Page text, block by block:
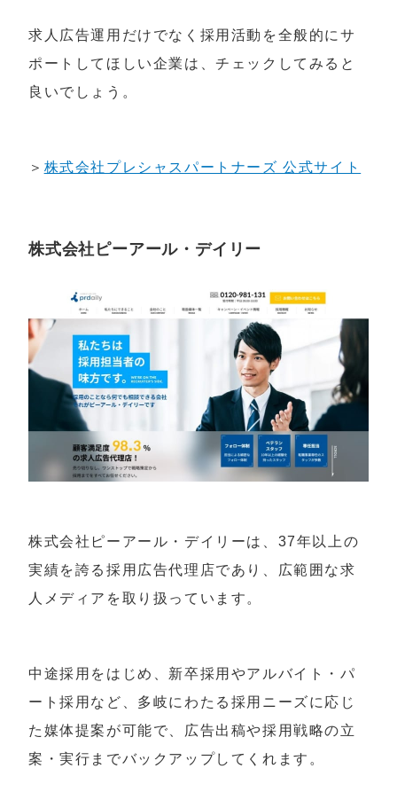
求人広告運用だけでなく採用活動を全般的にサ
ポートしてほしい企業は、チェックしてみると
良いでしょう。
＞ 株式会社プレシャスパートナーズ 公式サイト
株式会社ピーアール・デイリー
株式会社ピーアール・デイリーは、37年以上の
実績を誇る採用広告代理店であり、広範囲な求
人メディアを取り扱っています。
中途採用をはじめ、新卒採用やアルバイト・パ
ート採用など、多岐にわたる採用ニーズに応じ
た媒体提案が可能で、広告出稿や採用戦略の立
案・実行までバックアップしてくれます。